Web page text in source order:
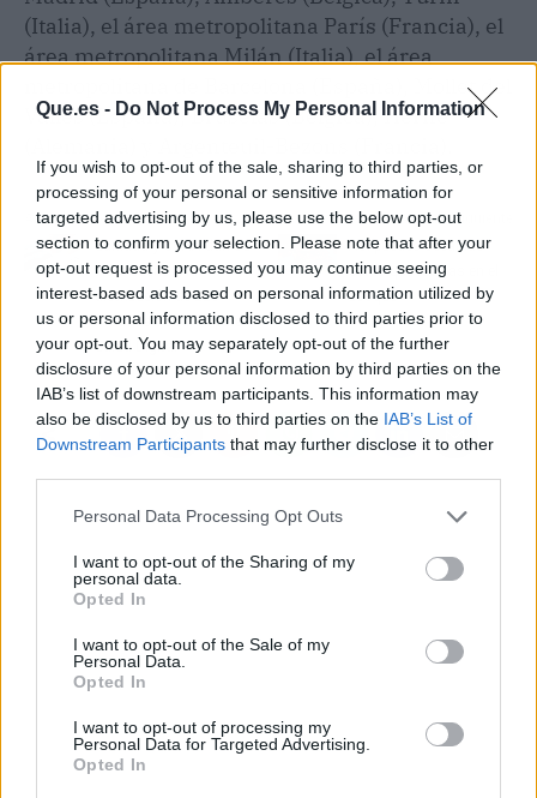
Que.es - Do Not Process My Personal Information
If you wish to opt-out of the sale, sharing to third parties, or
processing of your personal or sensitive information for
targeted advertising by us, please use the below opt-out
section to confirm your selection. Please note that after your
opt-out request is processed you may continue seeing
interest-based ads based on personal information utilized by
us or personal information disclosed to third parties prior to
your opt-out. You may separately opt-out of the further
disclosure of your personal information by third parties on the
IAB’s list of downstream participants. This information may
also be disclosed by us to third parties on the IAB’s List of
Downstream Participants that may further disclose it to other
Personal Data Processing Opt Outs
I want to opt-out of the Sharing of my
personal data.
Opted In
I want to opt-out of the Sale of my
Personal Data.
Opted In
I want to opt-out of processing my
Personal Data for Targeted Advertising.
Opted In
(Italia), el área metropolitana París (Francia), el
área metropolitana Milán (Italia), el área
metropolitana de Barcelona (España), Mollet del
Vallès (España), Bruselas (Bélgica), Herne
Artículo anterior
Sanidad y CCAA dan su
visto bueno a la
distribución de 220
millones de euros para
Salud Digital
Artículo siguiente
Así puedes secar las
setas que recojas en el
bosque